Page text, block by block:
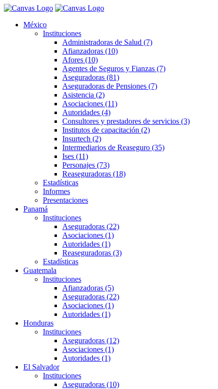
México
Instituciones
Administradoras de Salud (7)
Afianzadoras (10)
Afores (10)
Agentes de Seguros y Fianzas (7)
Aseguradoras (81)
Aseguradoras de Pensiones (7)
Asistencia (2)
Asociaciones (11)
Autoridades (4)
Consultores y prestadores de servicios (3)
Institutos de capacitación (2)
Insurtech (2)
Intermediarios de Reaseguro (35)
Ises (11)
Personajes (73)
Reaseguradoras (18)
Estadísticas
Informes
Presentaciones
Panamá
Instituciones
Aseguradoras (22)
Asociaciones (1)
Autoridades (1)
Reaseguradoras (3)
Estadísticas
Guatemala
Instituciones
Afianzadoras (5)
Aseguradoras (22)
Asociaciones (1)
Autoridades (1)
Honduras
Instituciones
Aseguradoras (12)
Asociaciones (1)
Autoridades (1)
El Salvador
Instituciones
Aseguradoras (10)